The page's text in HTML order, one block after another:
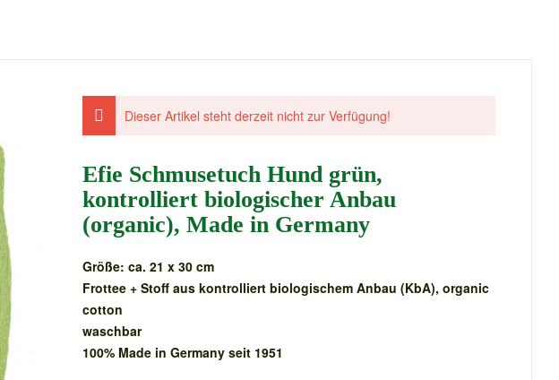
Dieser Artikel steht derzeit nicht zur Verfügung!
Efie Schmusetuch Hund grün,
kontrolliert biologischer Anbau
(organic), Made in Germany
Größe: ca. 21 x 30 cm
Frottee + Stoff aus kontrolliert biologischem Anbau (KbA), organic
cotton
waschbar
100% Made in Germany seit 1951